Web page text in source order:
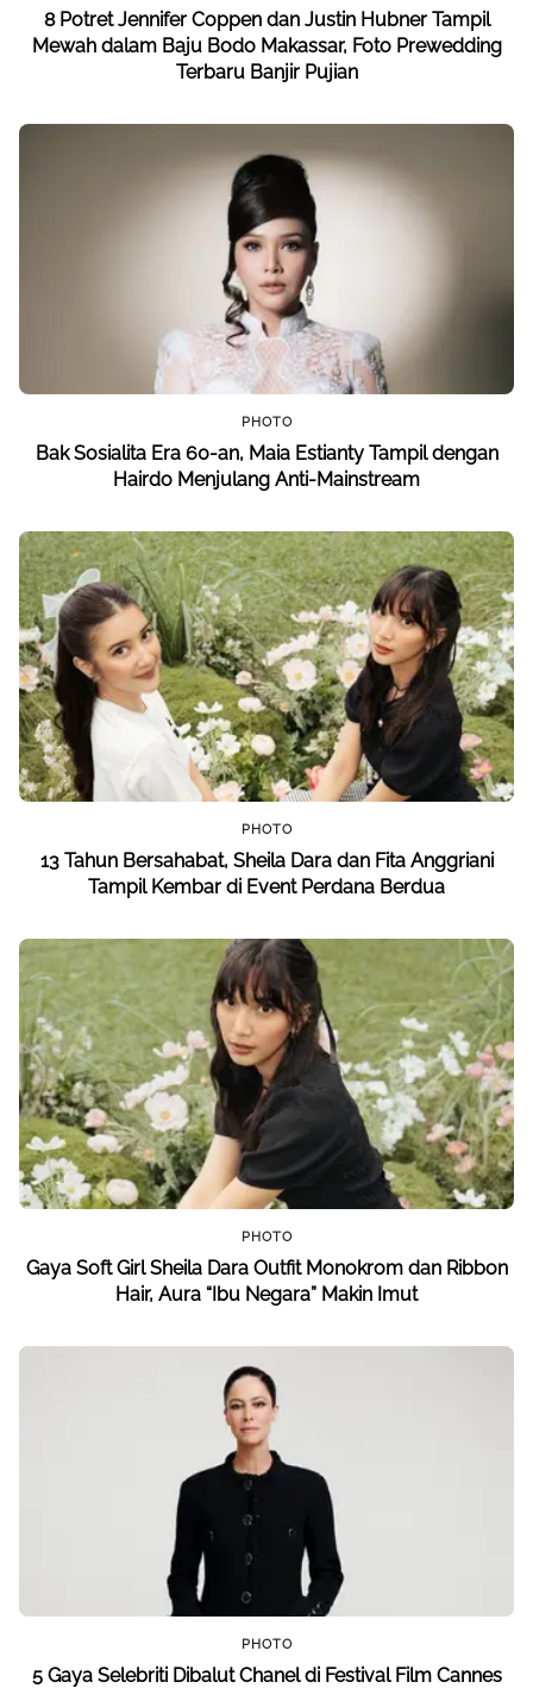
8 Potret Jennifer Coppen dan Justin Hubner Tampil
Mewah dalam Baju Bodo Makassar, Foto Prewedding
Terbaru Banjir Pujian
PHOTO
Bak Sosialita Era 60-an, Maia Estianty Tampil dengan
Hairdo Menjulang Anti-Mainstream
PHOTO
13 Tahun Bersahabat, Sheila Dara dan Fita Anggriani
Tampil Kembar di Event Perdana Berdua
PHOTO
Gaya Soft Girl Sheila Dara Outfit Monokrom dan Ribbon
Hair, Aura “Ibu Negara” Makin Imut
PHOTO
5 Gaya Selebriti Dibalut Chanel di Festival Film Cannes